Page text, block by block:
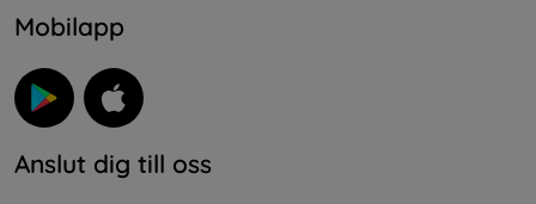
Mobilapp
Anslut dig till oss